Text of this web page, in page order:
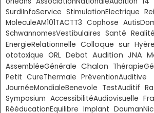
SurdiInfoService StimulationElectrique
MoleculeAM101TACTT3 Cophose
SchwannomesVestibulaires Santé
EnergieRelationnelle Colloque sur
ototoxique ORL Debat Audition JNA
AssembléeGénérale Chalon
Petit CureThermale PréventionAuditive
JournéeMondialeBenevole TestAuditif
Symposium AccessibilitéAudiovisuelle
RééducationEquilibre Implant